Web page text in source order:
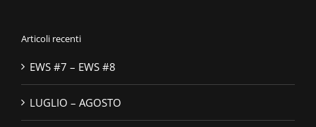
Articoli recenti
EWS #7 – EWS #8
LUGLIO – AGOSTO